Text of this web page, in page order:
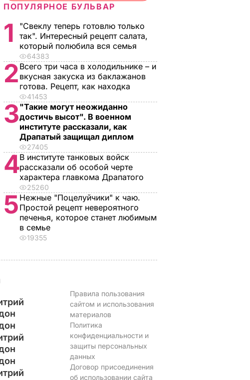
ПОПУЛЯРНОЕ БУЛЬВАР
1
"Свеклу теперь готовлю только
так". Интересный рецепт салата,
который полюбила вся семья
64383
2 Всего три часа в холодильнике – и
вкусная закуска из баклажанов
готова. Рецепт, как находка
41453
3"Такие могут неожиданно
достичь высот". В военном
институте рассказали, как
Драпатый защищал диплом
27405
4В институте танковых войск
рассказали об особой черте
характера главкома Драпатого
25260
5 Нежные "Поцелуйчики" к чаю.
Простой рецепт невероятного
печенья, которое станет любимым
в семье
19355
Правила пользования
сайтом и использования
материалов
Политика
конфиденциальности и
защиты персональных
данных
Договор присоединения
об использовании сайта